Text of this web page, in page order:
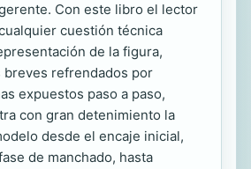
Con este libro el lector
cuestión técnica
de la figura,
breves refrendados por
expuestos paso a paso,
con gran detenimiento la
desde el encaje inicial,
de manchado, hasta